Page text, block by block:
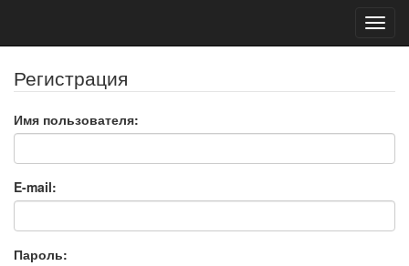
Регистрация
Имя пользователя:
E-mail:
Пароль: